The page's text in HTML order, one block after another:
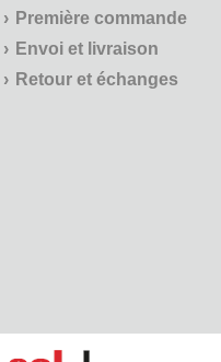
Première commande
Envoi et livraison
Retour et échanges